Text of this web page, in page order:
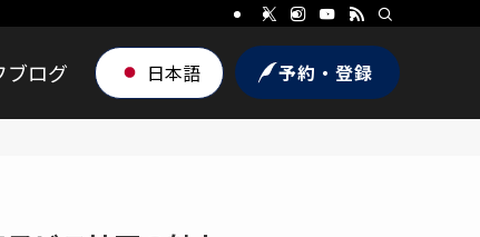
ブログ 日本語 予約・登録